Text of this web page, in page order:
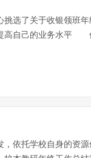
选了关于收银领班年
高自己的业务水平
依托学校自身的资